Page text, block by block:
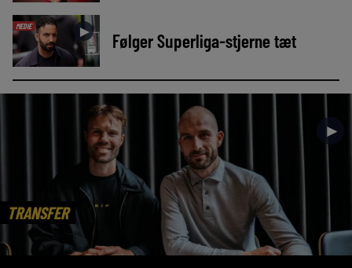
MEDIE ► Følger Superliga-stjerne tæt
TRANSFER
►